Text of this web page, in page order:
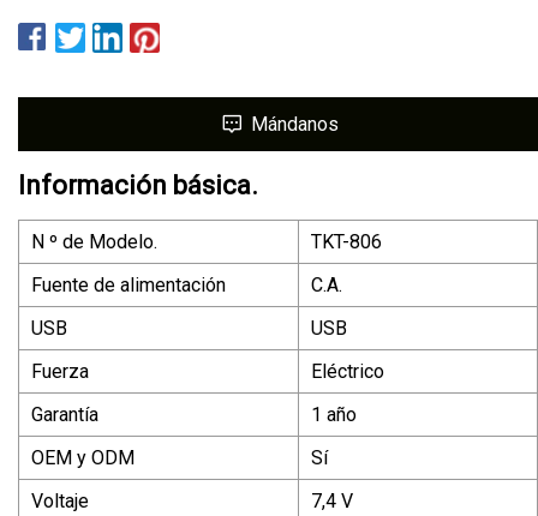
Mándanos
Información básica.
N º de Modelo.
TKT-806
Fuente de alimentación
C.A.
USB
USB
Fuerza
Eléctrico
Garantía
1 año
OEM y ODM
Sí
Voltaje
7,4 V